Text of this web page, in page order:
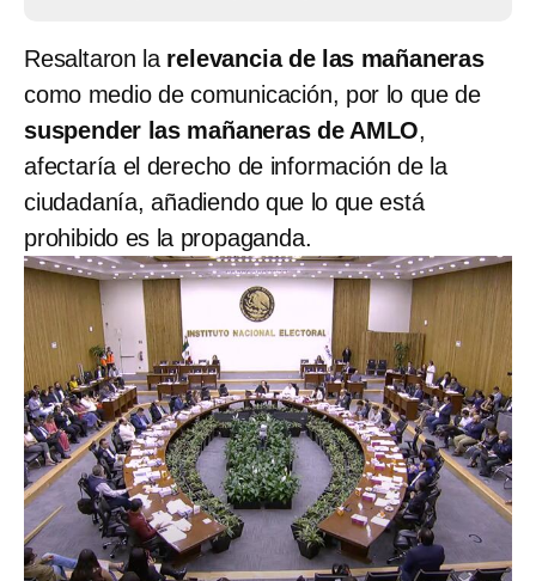
Resaltaron la relevancia de las mañaneras
como medio de comunicación, por lo que de
suspender las mañaneras de AMLO,
afectaría el derecho de información de la
ciudadanía, añadiendo que lo que está
prohibido es la propaganda.